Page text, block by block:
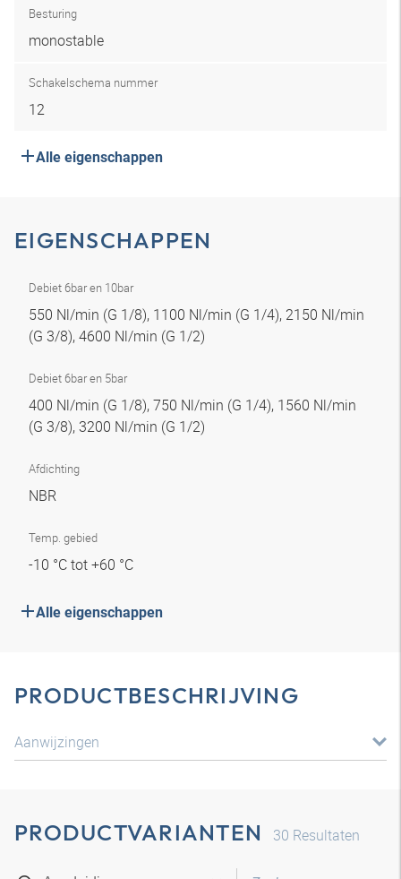
Besturing
monostable
Schakelschema nummer
12
Alle eigenschappen
EIGENSCHAPPEN
Debiet 6bar en 10bar
550 Nl/min (G 1/8), 1100 Nl/min (G 1/4), 2150 Nl/min
(G 3/8), 4600 Nl/min (G 1/2)
Debiet 6bar en 5bar
400 Nl/min (G 1/8), 750 Nl/min (G 1/4), 1560 Nl/min
(G 3/8), 3200 Nl/min (G 1/2)
Afdichting
NBR
Temp. gebied
-10 °C tot +60 °C
Alle eigenschappen
PRODUCTBESCHRIJVING
Aanwijzingen
PRODUCTVARIANTEN 30 Resultaten